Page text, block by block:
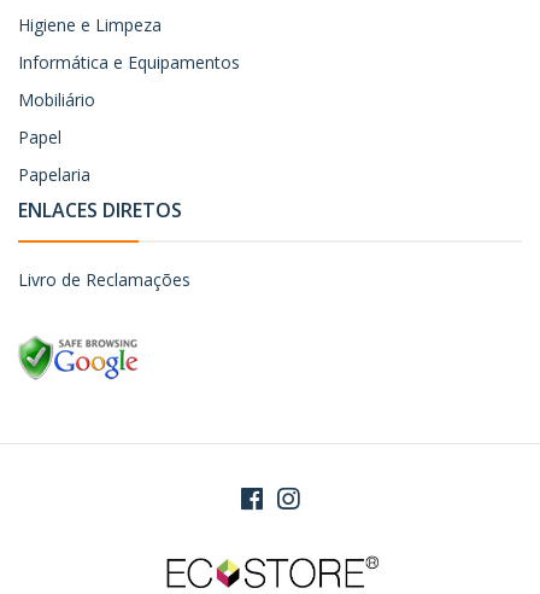
Higiene e Limpeza
Informática e Equipamentos
Mobiliário
Papel
Papelaria
ENLACES DIRETOS
Livro de Reclamações